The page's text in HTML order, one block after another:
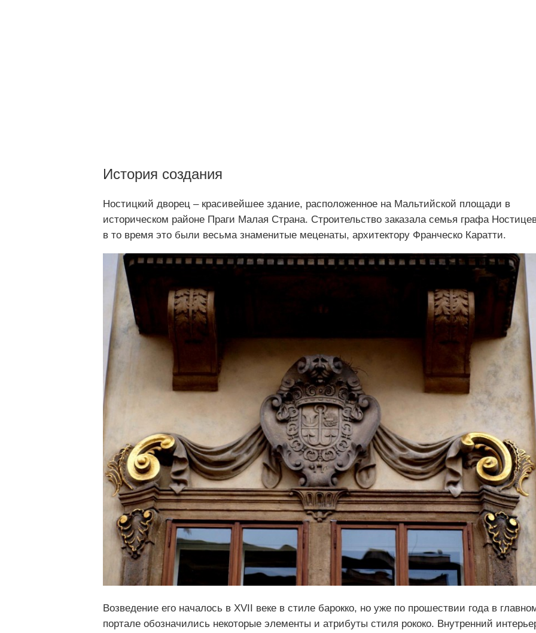
История создания
Ностицкий дворец – красивейшее здание, расположенное на Мальтийской площади в
историческом районе Праги Малая Страна. Строительство заказала семья графа
в то время это были весьма знаменитые меценаты, архитектору Франческо Каратти.
Возведение его началось в XVII веке в стиле барокко, но уже по прошествии года в
портале обозначились некоторые элементы и атрибуты стиля рококо. Внутренний